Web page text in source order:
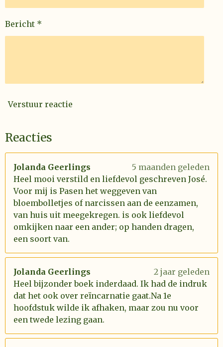
Bericht *
Verstuur reactie
Reacties
Jolanda Geerlings
5 maanden geleden
Heel mooi verstild en liefdevol geschreven José.
Voor mij is Pasen het weggeven van
bloembolletjes of narcissen aan de eenzamen,
van huis uit meegekregen. is ook liefdevol
omkijken naar een ander; op handen dragen,
een soort van.
Jolanda Geerlings
2 jaar geleden
Heel bijzonder boek inderdaad. Ik had de indruk
dat het ook over reïncarnatie gaat.Na 1e
hoofdstuk wilde ik afhaken, maar zou nu voor
een twede lezing gaan.